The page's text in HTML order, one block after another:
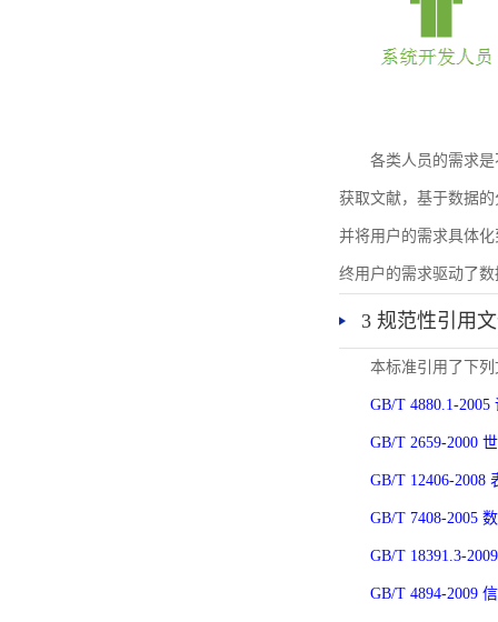
各类人员的需求
获取文献，基于数据
并将用户的需求具体
终用户的需求驱动了
3 规范性引用
本标准引用了下
GB/T 4880.1-
GB/T 2659-2000
GB/T 12406-2008
GB/T 7408-2005
GB/T 18391.3-
GB/T 4894-2009